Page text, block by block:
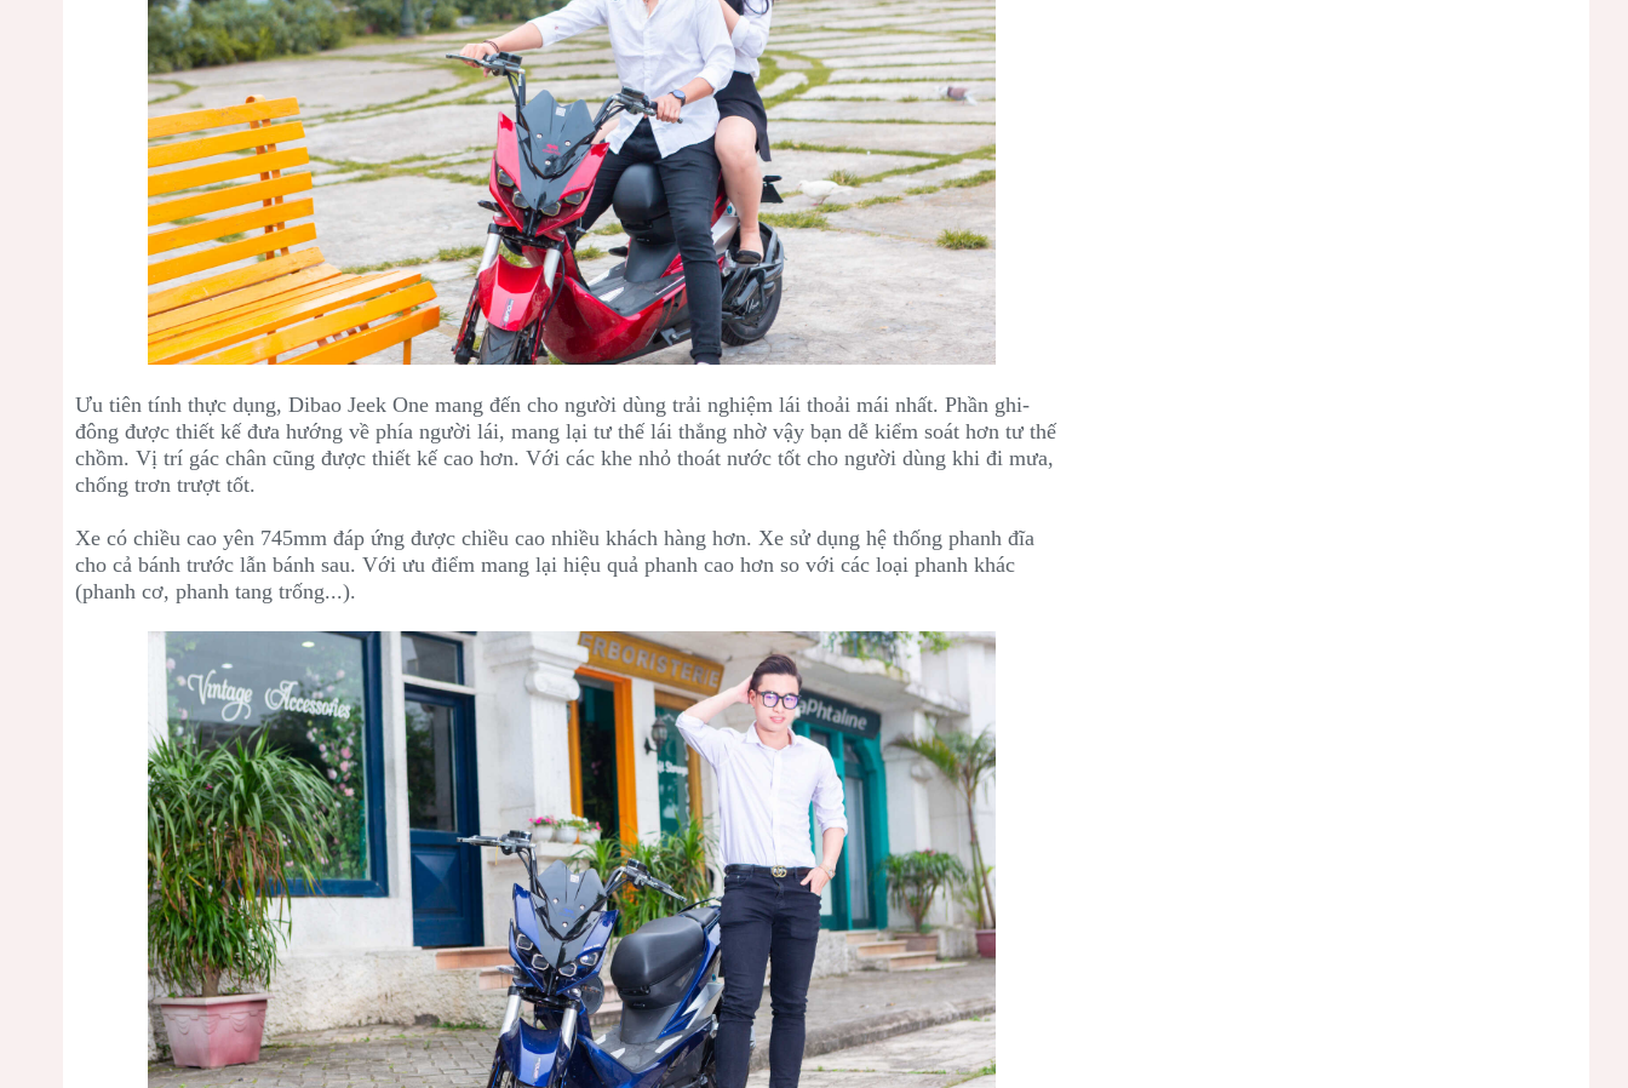
Ưu tiên tính thực dụng, Dibao Jeek One mang đến cho người dùng trải nghiệm lái thoải mái nhất. Phần ghi-
đông được thiết kế đưa hướng về phía người lái, mang lại tư thế lái thẳng nhờ vậy bạn dễ kiểm soát hơn tư thế
chồm. Vị trí gác chân cũng được thiết kế cao hơn. Với các khe nhỏ thoát nước tốt cho người dùng khi đi mưa,
chống trơn trượt tốt.
Xe có chiều cao yên 745mm đáp ứng được chiều cao nhiều khách hàng hơn. Xe sử dụng hệ thống phanh đĩa
cho cả bánh trước lẫn bánh sau. Với ưu điểm mang lại hiệu quả phanh cao hơn so với các loại phanh khác
(phanh cơ, phanh tang trống...).